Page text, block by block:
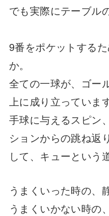
でも実際にテーブル
9番をポケットする
か。
全ての一球が、ゴー
上に成り立っています
手球に与えるスピン
ションからの跳ね
して、キューという
うまくいった時の、
うまくいかない時の